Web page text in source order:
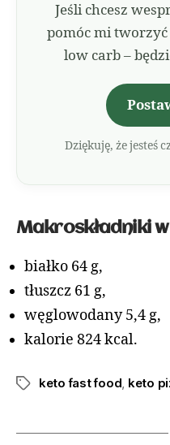
Jeśli chcesz
pomóc mi
low carb –
Dziękuję, że jesteś
Makroskładniki w
białko 64 g,
tłuszcz 61 g,
węglowodany 5,4 g,
kalorie 824 kcal.
keto fast food, keto